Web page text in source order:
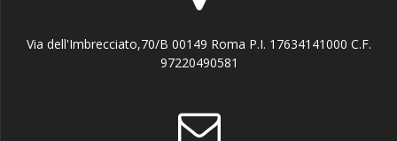
Via dell'Imbrecciato,70/B 00149 Roma P.I. 17634141000 C.F.
97220490581